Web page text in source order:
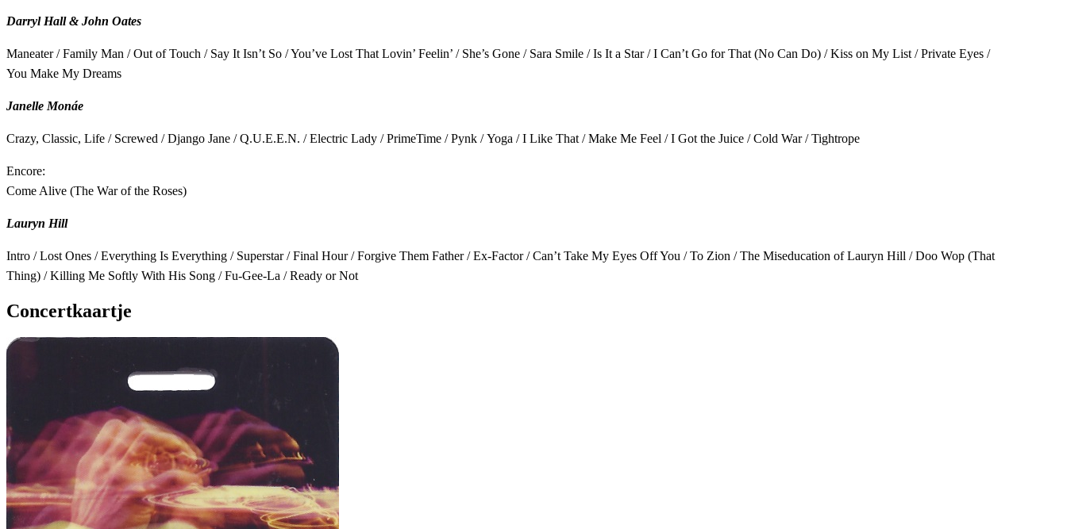
Darryl Hall & John Oates
Maneater / Family Man / Out of Touch / Say It Isn’t So / You’ve Lost That Lovin’ Feelin’ / She’s Gone / Sara Smile / Is It a Star / I Can’t Go for That (No Can Do) / Kiss on My List / Private Eyes /
You Make My Dreams
Janelle Monáe
Crazy, Classic, Life / Screwed / Django Jane / Q.U.E.E.N. / Electric Lady / PrimeTime / Pynk / Yoga / I Like That / Make Me Feel / I Got the Juice / Cold War / Tightrope
Encore:
Come Alive (The War of the Roses)
Lauryn Hill
Intro / Lost Ones / Everything Is Everything / Superstar / Final Hour / Forgive Them Father / Ex-Factor / Can’t Take My Eyes Off You / To Zion / The Miseducation of Lauryn Hill / Doo Wop (That
Thing) / Killing Me Softly With His Song / Fu-Gee-La / Ready or Not
Concertkaartje